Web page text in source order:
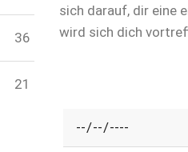
36
21
sich darauf, dir eine
wird sich dich